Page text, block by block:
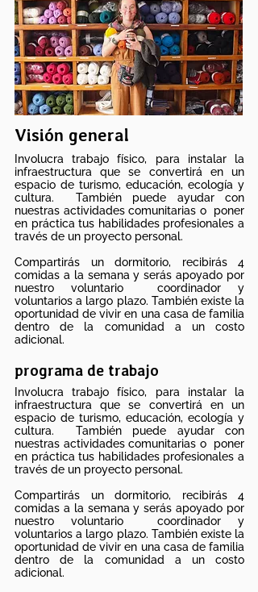
Visión general
Involucra trabajo físico, para instalar la
infraestructura que se convertirá en un
espacio de turismo, educación, ecología y
cultura.
También puede ayudar con
nuestras actividades comunitarias o
poner
en práctica tus habilidades profesionales a
través de un proyecto personal.
Compartirás un dormitorio, recibirás 4
comidas a la semana y serás apoyado por
nuestro voluntario
coordinador y
voluntarios a largo plazo. También existe la
oportunidad de vivir en una casa de familia
dentro de la comunidad a un costo
adicional.
programa de trabajo
Involucra trabajo físico, para instalar la
infraestructura que se convertirá en un
espacio de turismo, educación, ecología y
cultura.
También puede ayudar con
nuestras actividades comunitarias o
poner
en práctica tus habilidades profesionales a
través de un proyecto personal.
Compartirás un dormitorio, recibirás 4
comidas a la semana y serás apoyado por
nuestro voluntario
coordinador y
voluntarios a largo plazo. También existe la
oportunidad de vivir en una casa de familia
dentro de la comunidad a un costo
adicional.